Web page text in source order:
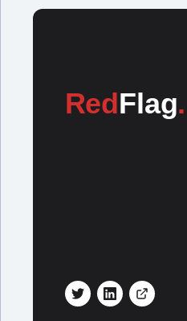
RedFlag.